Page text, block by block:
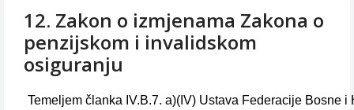
12. Zakon o izmjenama Zakona o
penzijskom i invalidskom
osiguranju
Temeljem članka IV.B.7. a)(IV) Ustava Federacije Bosne i